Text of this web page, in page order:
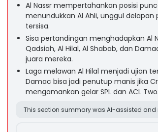
Al Nassr mempertahankan posisi
menundukkan Al Ahli, unggul
tersisa.
Sisa pertandingan menghadapkan Al
Qadsiah, Al Hilal, Al Shabab, dan
juara mereka.
Laga melawan Al Hilal menjadi ujian
Damac bisa jadi penutup manis jika
mengamankan gelar SPL dan ACL Two.
This section summary was AI-assisted and